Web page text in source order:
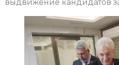
выдвижение кандидатов